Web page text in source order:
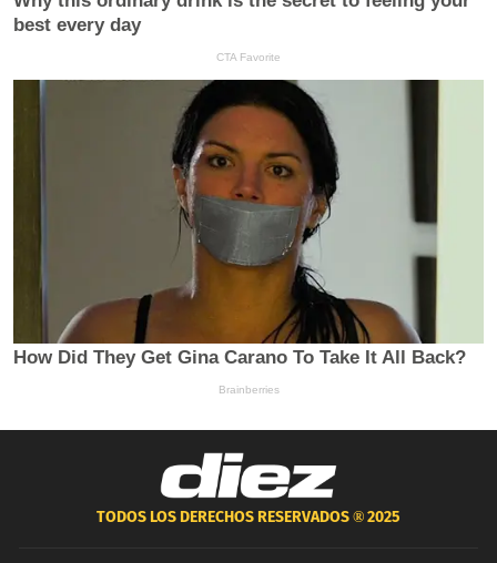
TODOS LOS DERECHOS RESERVADOS ®2025